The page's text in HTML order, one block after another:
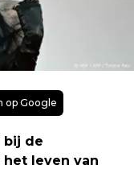
op Google
bij de
leven van